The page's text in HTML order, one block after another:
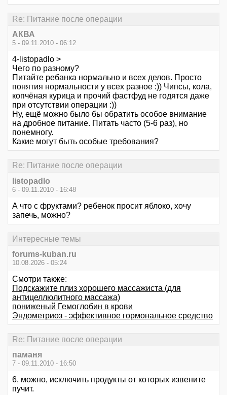
Re: Питание после операции
АКВА
5 - 09.11.2010 - 06:12
4-listopadlo >
Чего по разному?
Питайте ребанка нормально и всех делов. Просто
понятия нормальности у всех разное :)) Чипсы, кола,
копчёная курица и прочий фастфуд не годятся даже
при отсутствии операции :))
Ну, ещё можно было бы обратить особое внимание
на дробное питание. Питать часто (5-6 раз), но
понемногу.
Какие могут быть особые требования?
Re: Питание после операции
listopadlo
6 - 09.11.2010 - 16:48
А что с фруктами? ребенок просит яблоко, хочу
запечь, можно?
Интересные темы
forums-kuban.ru
10.08.2026 - 05:24
Смотри также:
Подскажите плиз хорошего массажиста (для
антицеллюлитного массажа)
пониженый Гемоглобин в крови
Эндометриоз - эффективное гормональное средство
Re: Питание после операции
паманя
7 - 09.11.2010 - 16:50
6, можно, исключить продукты от которых извените
пучит.